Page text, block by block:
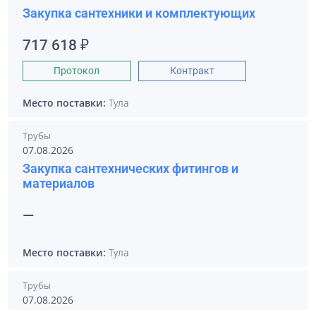
Закупка сантехники и комплектующих
717 618 ₽
Протокол Контракт
Место поставки: Тула
Трубы
07.08.2026
Закупка сантехнических фитингов и
материалов
—
Место поставки: Тула
Трубы
07.08.2026